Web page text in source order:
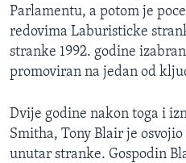
ŽENSKA STRANA
IZBJEGLIČKA STRANA
MAGAZIN
Learning English
Parlamentu, a potom je
redovima Laburisticke
stranke 1992. godine
promoviran na jedan od
Dvije godine nakon toga i
Smitha, Tony Blair je
unutar stranke. Gospodin